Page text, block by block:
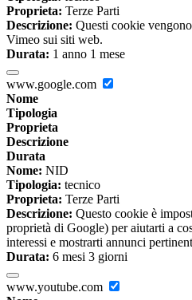
Proprieta: Terze Parti
Descrizione: Questi cookie
Vimeo sui siti web.
Durata: 1 anno 1 mese
www.google.com
Nome
Tipologia
Proprieta
Descrizione
Durata
Nome: NID
Tipologia: tecnico
Proprieta: Terze Parti
Descrizione: Questo cookie è
proprietà di Google) per aiutarti a
interessi e mostrarti annunci
Durata: 6 mesi 3 giorni
www.youtube.com